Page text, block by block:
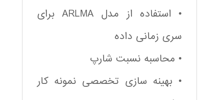
• استفاده از مدل ARLMA برای
سری زمانی داده
• محاسبه نسبت شارپ
• بهینه سازی تخصصی نمونه کار